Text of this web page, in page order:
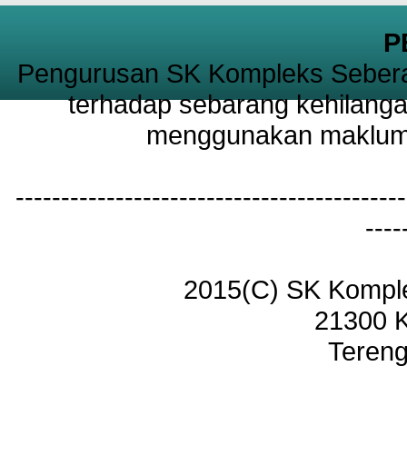
Pengurusan SK Kompleks
terhadap sebarang
menggunakan
2015(C) SK
21300